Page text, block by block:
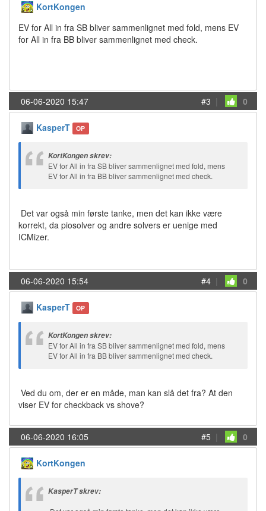
KortKongen
EV for All in fra SB bliver sammenlignet med fold, mens EV
for All in fra BB bliver sammenlignet med check.
06-06-2020 15:47 #3 | 0
KasperT OP
KortKongen skrev:
EV for All in fra SB bliver sammenlignet med fold, mens
EV for All in fra BB bliver sammenlignet med check.
Det var også min første tanke, men det kan ikke være
korrekt, da piosolver og andre solvers er uenige med
ICMizer.
06-06-2020 15:54 #4 | 0
KasperT OP
KortKongen skrev:
EV for All in fra SB bliver sammenlignet med fold, mens
EV for All in fra BB bliver sammenlignet med check.
Ved du om, der er en måde, man kan slå det fra? At den
viser EV for checkback vs shove?
06-06-2020 16:05 #5 | 0
KortKongen
KasperT skrev: